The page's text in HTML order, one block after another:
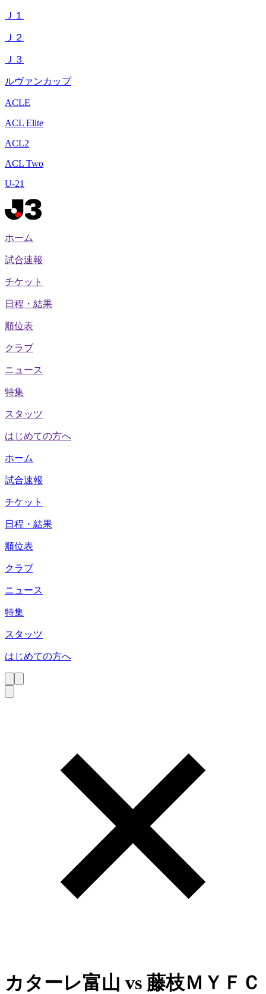
Ｊ１
Ｊ２
Ｊ３
ルヴァンカップ
ACLE
ACL Elite
ACL2
ACL Two
U-21
ホーム
試合速報
チケット
日程・結果
順位表
クラブ
ニュース
特集
スタッツ
はじめての方へ
ホーム
試合速報
チケット
日程・結果
順位表
クラブ
ニュース
特集
スタッツ
はじめての方へ
カターレ富山 vs 藤枝ＭＹＦＣ